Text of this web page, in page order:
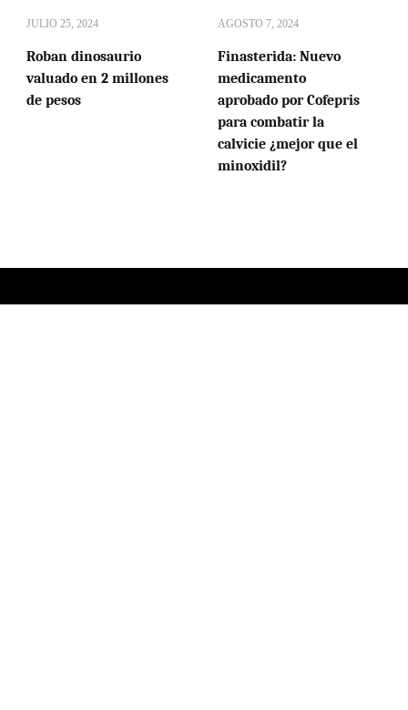
JULIO 25, 2024
Roban dinosaurio
valuado en 2 millones
de pesos
AGOSTO 7, 2024
Finasterida: Nuevo
medicamento
aprobado por Cofepris
para combatir la
calvicie ¿mejor que el
minoxidil?